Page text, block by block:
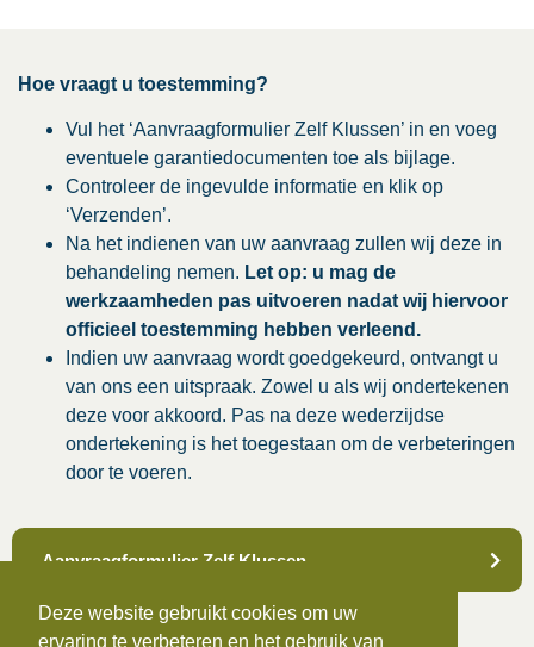
Hoe vraagt u toestemming?
Vul het ‘Aanvraagformulier Zelf Klussen’ in en voeg
eventuele garantiedocumenten toe als bijlage.
Controleer de ingevulde informatie en klik op
‘Verzenden’.
Na het indienen van uw aanvraag zullen wij deze in
behandeling nemen. Let op: u mag de
werkzaamheden pas uitvoeren nadat wij hiervoor
officieel toestemming hebben verleend.
Indien uw aanvraag wordt goedgekeurd, ontvangt u
van ons een uitspraak. Zowel u als wij ondertekenen
deze voor akkoord. Pas na deze wederzijdse
ondertekening is het toegestaan om de verbeteringen
door te voeren.
Aanvraagformulier Zelf Klussen
Deze website gebruikt cookies om uw
ervaring te verbeteren en het gebruik van